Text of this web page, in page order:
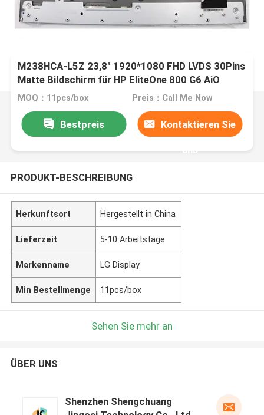
M238HCA-L5Z 23,8" 1920*1080 FHD LVDS 30Pins
Matte Bildschirm für HP EliteOne 800 G6 AiO
MOQ：11pcs/box Preis：Call Me Now
Bestpreis Kontaktieren Sie
uns
PRODUKT-BESCHREIBUNG
Herkunftsort Hergestellt in China
Lieferzeit 5-10 Arbeitstage
Markenname LG Display
Min Bestellmenge 11pcs/box
Sehen Sie mehr an
ÜBER UNS
Shenzhen Shengchuang